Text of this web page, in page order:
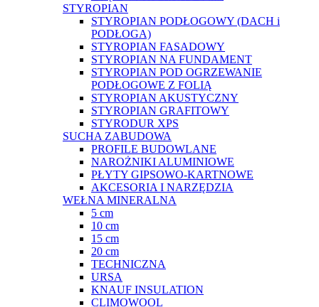
STYROPIAN
STYROPIAN PODŁOGOWY (DACH i
PODŁOGA)
STYROPIAN FASADOWY
STYROPIAN NA FUNDAMENT
STYROPIAN POD OGRZEWANIE
PODŁOGOWE Z FOLIĄ
STYROPIAN AKUSTYCZNY
STYROPIAN GRAFITOWY
STYRODUR XPS
SUCHA ZABUDOWA
PROFILE BUDOWLANE
NAROŻNIKI ALUMINIOWE
PŁYTY GIPSOWO-KARTNOWE
AKCESORIA I NARZĘDZIA
WEŁNA MINERALNA
5 cm
10 cm
15 cm
20 cm
TECHNICZNA
URSA
KNAUF INSULATION
CLIMOWOOL